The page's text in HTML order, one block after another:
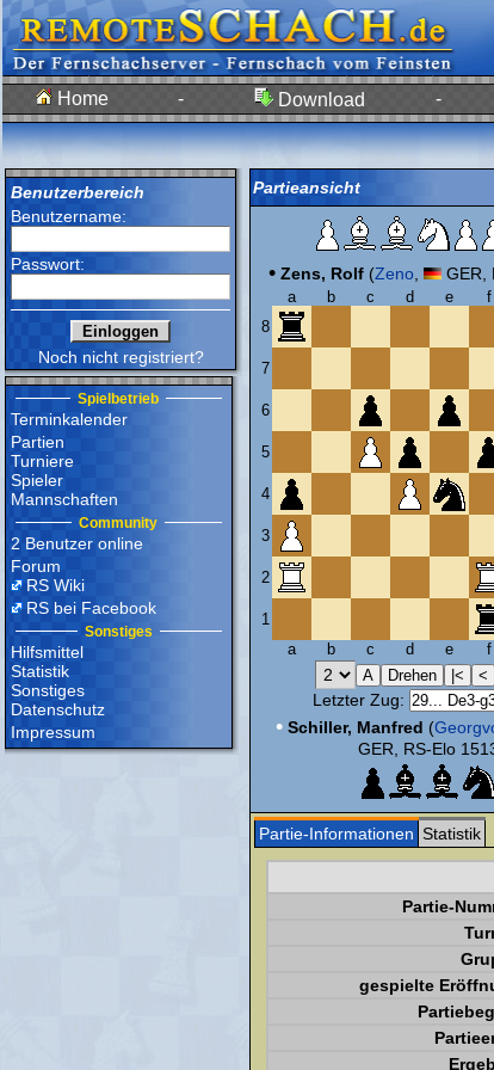
Home - Download -
Benutzerbereich
Benutzername:
Passwort:
Noch nicht registriert?
Spielbetrieb
Terminkalender
Partien
Turniere
Spieler
Mannschaften
Community
2 Benutzer online
Forum
RS Wiki
RS bei Facebook
Sonstiges
Hilfsmittel
Statistik
Sonstiges
Datenschutz
Impressum
Partieansicht
• Zens, Rolf (Zeno GER,
a b c d e f
8
7
6
5
4
3
2
1
a
b c d e f
Letzter Zug:
• Schiller, Manfred (
GER, RS-Elo
Partie-Informationen Statistik
Partie-
gespielte